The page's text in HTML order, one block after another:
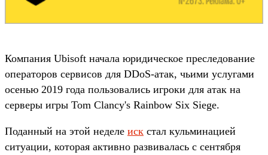
Компания Ubisoft начала юридическое преследование
операторов сервисов для DDoS-атак, чьими услугами
осенью 2019 года пользовались игроки для атак на
серверы игры Tom Clancy's Rainbow Six Siege.
Поданный на этой неделе иск стал кульминацией
ситуации, которая активно развивалась с сентября